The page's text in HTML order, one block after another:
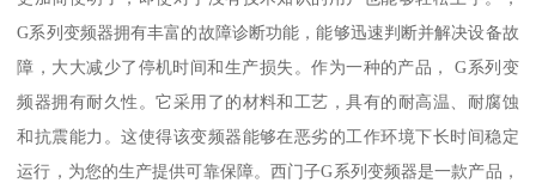
G系列变频器拥有丰富的故障诊断功能，能够迅速判断并解决设备故
障，大大减少了停机时间和生产损失。作为一种的产品， G系列变
频器拥有耐久性。它采用了的材料和工艺，具有的耐高温、耐腐蚀
和抗震能力。这使得该变频器能够在恶劣的工作环境下长时间稳定
运行，为您的生产提供可靠保障。西门子G系列变频器是一款产品，